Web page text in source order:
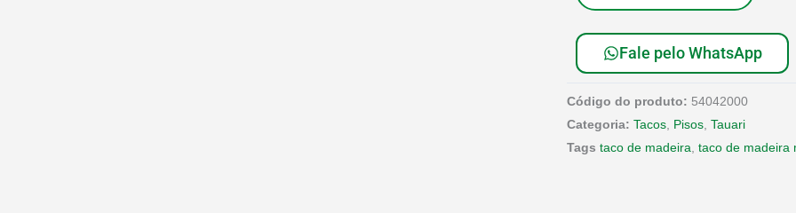
Fale pelo WhatsApp
Código do produto: 54042000
Categoria: Tacos Pisos Tauari
Tags taco de madeira taco de madeira